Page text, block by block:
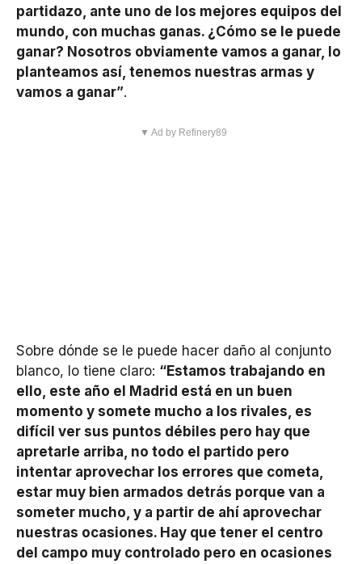
partidazo, ante uno de los mejores equipos del
mundo, con muchas ganas. ¿Cómo se le puede
ganar? Nosotros obviamente vamos a ganar, lo
planteamos así, tenemos nuestras armas y
vamos a ganar”.
▼ Ad by Refinery89
Sobre dónde se le puede hacer daño al conjunto
blanco, lo tiene claro: “Estamos trabajando en
ello, este año el Madrid está en un buen
momento y somete mucho a los rivales, es
difícil ver sus puntos débiles pero hay que
apretarle arriba, no todo el partido pero
intentar aprovechar los errores que cometa,
estar muy bien armados detrás porque van a
someter mucho, y a partir de ahí aprovechar
nuestras ocasiones. Hay que tener el centro
del campo muy controlado pero en ocasiones